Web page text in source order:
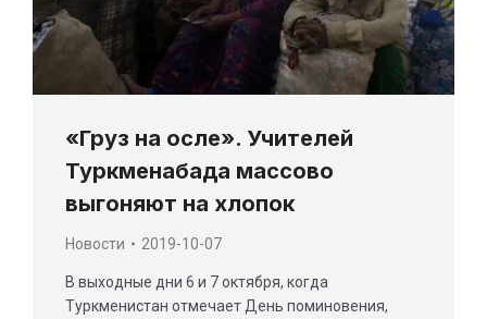
«Груз на осле». Учителей
Туркменабада массово
выгоняют на хлопок
Новости 2019-10-07
В выходные дни 6 и 7 октября, когда
Туркменистан отмечает День поминовения,